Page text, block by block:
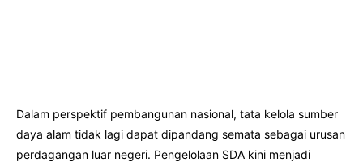
Dalam perspektif pembangunan nasional, tata kelola sumber
daya alam tidak lagi dapat dipandang semata sebagai urusan
perdagangan luar negeri. Pengelolaan SDA kini menjadi